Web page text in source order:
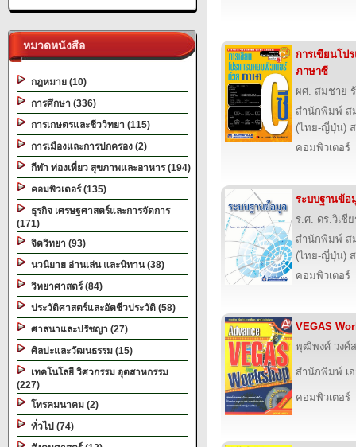
หมวดหนังสือ
กฎหมาย (10)
การศึกษา (336)
การเกษตรและชีววิทยา (115)
การเมืองและการปกครอง (2)
กีฬา ท่องเที่ยว สุขภาพและอาหาร (194)
คอมพิวเตอร์ (135)
ธุรกิจ เศรษฐศาสตร์และการจัดการ
(171)
จิตวิทยา (93)
นวนิยาย อ่านเล่น และนิทาน (38)
วิทยาศาสตร์ (84)
ประวัติศาสตร์และอัตชีวประวัติ (58)
ศาสนาและปรัชญา (27)
ศิลปะและวัฒนธรรม (15)
เทคโนโลยี วิศวกรรม อุตสาหกรรม
(227)
โทรคมนาคม (2)
ทั่วไป (74)
การเขียนโป
ภาษาซี
ผศ. สมชาย
สำนักพิมพ์ ส
(ไทย-ญี่ปุ่น)
คอมพิวเตอร์
ระบบฐานข้อ
ร.ศ. ดร.วิเชี
สำนักพิมพ์ ส
(ไทย-ญี่ปุ่น)
คอมพิวเตอร์
VEGAS
พุฒิพงศ์ วงศ์
สำนักพิมพ์ เ
คอมพิวเตอร์